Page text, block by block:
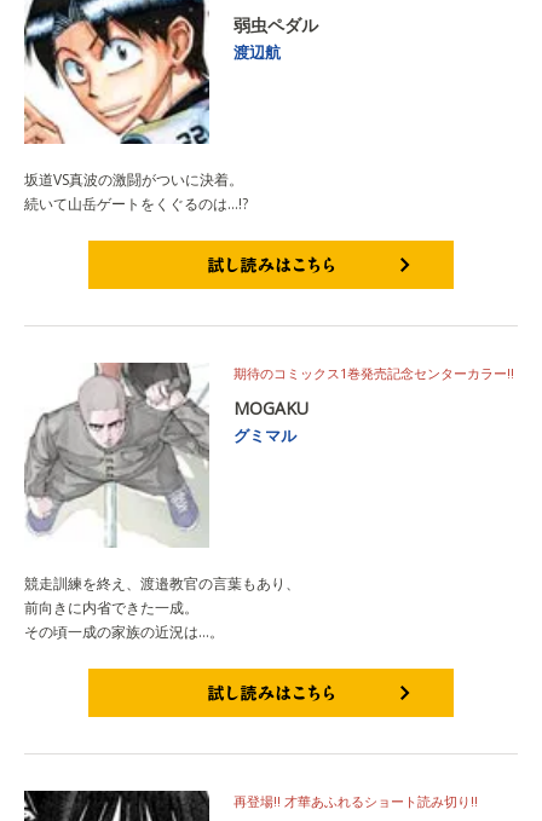
弱虫ペダル
渡辺航
坂道VS真波の激闘がついに決着。
続いて山岳ゲートをくぐるのは…!?
期待のコミックス1巻発売記念センターカラー!!
MOGAKU
グミマル
競走訓練を終え、渡邉教官の言葉もあり、
前向きに内省できた一成。
その頃一成の家族の近況は…。
再登場!! 才華あふれるショート読み切り!!